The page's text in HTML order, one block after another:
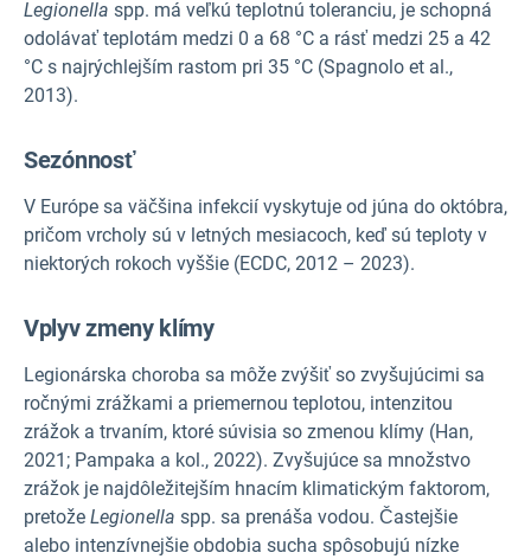
Legionella spp. má veľkú teplotnú toleranciu, je schopná
odolávať teplotám medzi 0 a 68 °C a rásť medzi 25 a 42
°C s najrýchlejším rastom pri 35 °C (Spagnolo et al.,
2013).
Sezónnosť
V Európe sa väčšina infekcií vyskytuje od júna do októbra,
pričom vrcholy sú v letných mesiacoch, keď sú teploty v
niektorých rokoch vyššie (ECDC, 2012 – 2023).
Vplyv zmeny klímy
Legionárska choroba sa môže zvýšiť so zvyšujúcimi sa
ročnými zrážkami a priemernou teplotou, intenzitou
zrážok a trvaním, ktoré súvisia so zmenou klímy (Han,
2021; Pampaka a kol., 2022). Zvyšujúce sa množstvo
zrážok je najdôležitejším hnacím klimatickým faktorom,
pretože Legionella spp. sa prenáša vodou. Častejšie
alebo intenzívnejšie obdobia sucha spôsobujú nízke